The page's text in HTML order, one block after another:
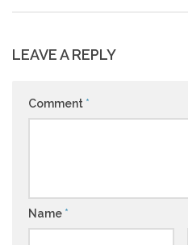
LEAVE A REPLY
Comment *
Name *